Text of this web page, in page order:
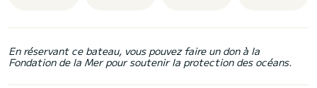
En réservant ce bateau, vous pouvez faire un don à la
Fondation de la Mer pour soutenir la protection des océans.